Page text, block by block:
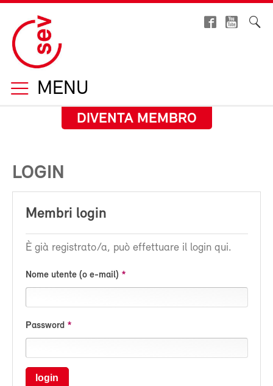
MENU
DIVENTA MEMBRO
LOGIN
Membri login
È già registrato/a, può effettuare il login qui.
Nome utente (o e-mail)
Password
login